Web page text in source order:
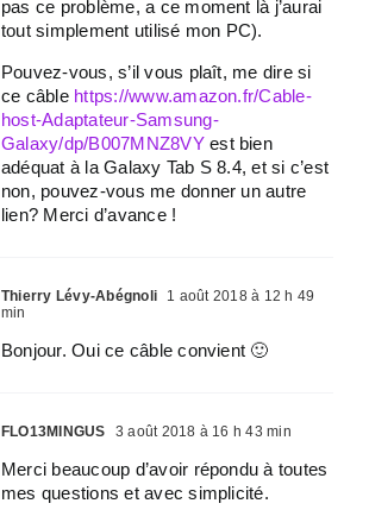
pas ce problème, a ce moment là j’aurai
tout simplement utilisé mon PC).
Pouvez-vous, s’il vous plaît, me dire si
ce câble https://www.amazon.fr/Cable-
host-Adaptateur-Samsung-
Galaxy/dp/B007MNZ8VYest bien
adéquat à la Galaxy Tab S 8.4, et si c’est
non, pouvez-vous me donner un autre
lien? Merci d’avance !
Thierry Lévy-Abégnoli
1 août 2018 à 12 h 49
min
Bonjour. Oui ce câble convient 🙂
FLO13MINGUS 3 août 2018 à 16 h 43 min
Merci beaucoup d’avoir répondu à toutes
mes questions et avec simplicité.